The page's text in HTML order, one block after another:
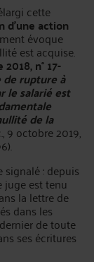
cette
d'une action
évoque
est acquise.
n° 17-
rupture à
le salarié est
de la
9 octobre 2019,
: depuis
juge est tenu
la lettre de
dans les
de toute
ses écritures